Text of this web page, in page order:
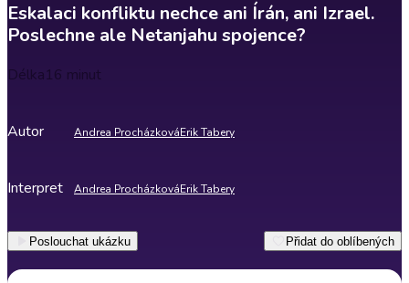
Eskalaci konfliktu nechce ani Írán, ani Izrael.
Poslechne ale Netanjahu spojence?
Délka16 minut
Autor Andrea ProcházkováErik Tabery
Interpret Andrea ProcházkováErik Tabery
Poslouchat ukázku Přidat do oblíbených